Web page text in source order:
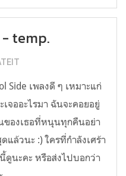
- temp.
Side เพลงดี ๆ เหมาะแก่
จออะไรมา ฉันจะคอยอยู่
องเธอที่หนุนทุกคืนอย่า
แล้วนะ :) ใครที่กำลังเศร้า
ดูนะคะ หรือส่งไปบอกว่า